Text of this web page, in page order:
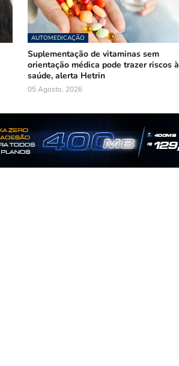
AUTOMEDICAÇÃO
Suplementação de vitaminas sem
orientação médica pode trazer riscos à
saúde, alerta Hetrin
05 Agosto, 2026